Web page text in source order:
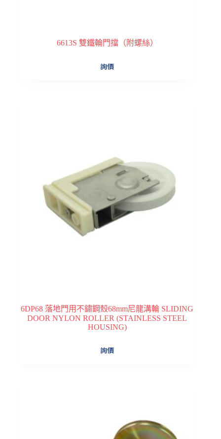
6613S 雙鐵輪門擋（附螺絲）
詢價
6DP68 落地門用不鏽鋼殼68mm尼龍溝輪 SLIDING
DOOR NYLON ROLLER (STAINLESS STEEL
HOUSING)
詢價